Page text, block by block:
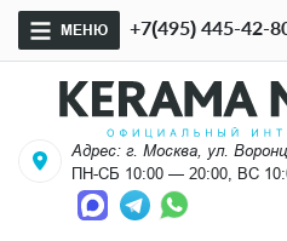
МЕНЮ +7(495) 445-42-
Адрес: г. Москва, ул.
ПН-СБ 10:00 — 20:00, ВС